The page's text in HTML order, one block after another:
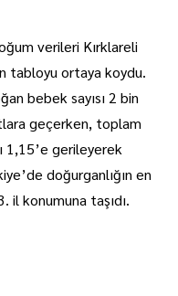
verileri Kırklareli
tabloyu ortaya koydu.
bebek sayısı 2 bin
geçerken, toplam
1,15’e gerileyerek
doğurganlığın en
il konumuna taşıdı.